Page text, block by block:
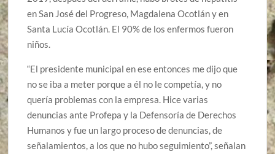
en San José del Progreso, Magdalena Ocotlán y en
Santa Lucía Ocotlán. El 90% de los enfermos fueron
niños.
“El presidente municipal en ese entonces me dijo que
no se iba a meter porque a él no le competía, y no
quería problemas con la empresa. Hice varias
denuncias ante Profepa y la Defensoría de Derechos
Humanos y fue un largo proceso de denuncias, de
señalamientos, a los que no hubo seguimiento”, señalan